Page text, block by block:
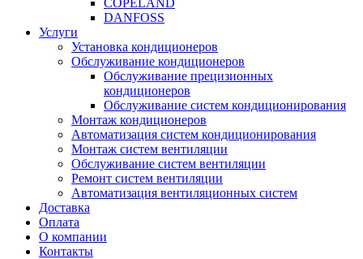
DANFOSS
Услуги
Установка кондиционеров
Обслуживание кондиционеров
Обслуживание прецизионных
кондиционеров
Обслуживание систем кондиционирования
Монтаж кондиционеров
Автоматизация систем кондиционирования
Монтаж систем вентиляции
Обслуживание систем вентиляции
Ремонт систем вентиляции
Автоматизация вентиляционных систем
Доставка
Оплата
О компании
Контакты